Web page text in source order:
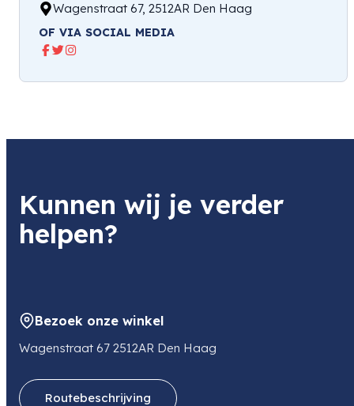
Wagenstraat 67, 2512AR Den Haag
OF VIA SOCIAL MEDIA
Kunnen wij je verder
helpen?
Bezoek onze winkel
Wagenstraat 67 2512AR Den Haag
Routebeschrijving